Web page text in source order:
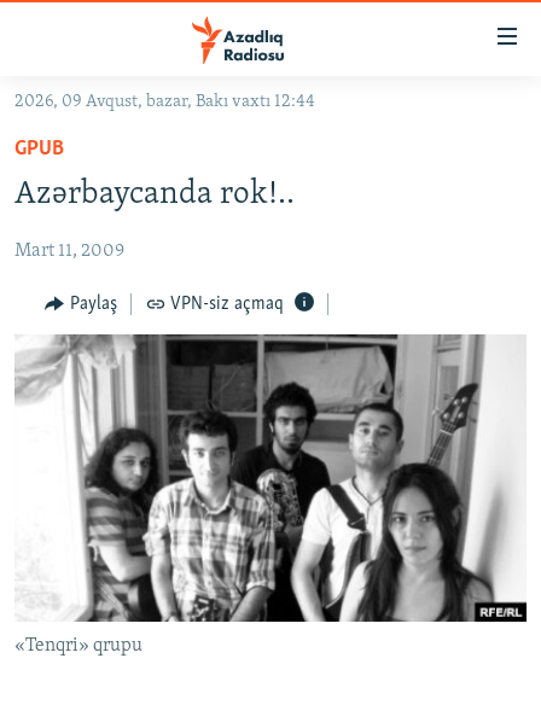
Əsas
qayıt
Əsas
naviqasiyaya
qayıt
#İZAHLA
KORRUPSIOMETR
#ƏSLINDƏ
FƏRQƏ BAX
QANUNI DOĞRU
ARAŞDIRMA
MULTIMEDIA
VIDEO
FOTOQALEREYA
İNFOQRAFIKA
KARIKATURA
RADIO ARXIV
OXU ZALI
AZƏRBAYCAN ƏDƏBIYYATI KITABXANASI
İSLAM VƏ DEMOKRATIYA
İZ - MƏDƏNIYYƏT PROQRAMI
HAQQIMIZDA
MISSIYAMIZ
PEŞƏ ETIKASI VƏ JURNALISTIKA STANDARTLARIMIZ
MATERIALLARIMIZDAN ISTIFADƏ
2026, 09 Avqust, bazar, Bakı vaxtı 12:44
GPUB
Azərbaycanda rok!..
Mart 11, 2009
Paylaş VPN-siz açmaq
«Tenqri» qrupu